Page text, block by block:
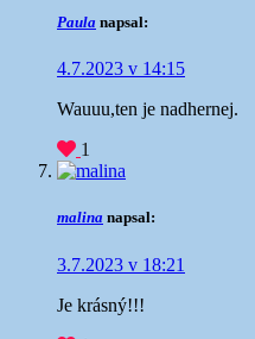
Paula napsal:
4.7.2023 v 14:15
Wauuu,ten je nadhernej.
1
malina napsal:
3.7.2023 v 18:21
Je krásný!!!